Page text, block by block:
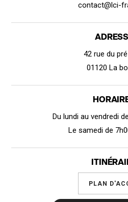
contact@lci-
42 rue du
01120 La
Du lundi au vendredi
Le samedi de
PLAN